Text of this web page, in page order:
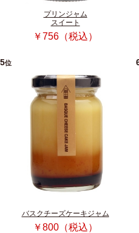
プリンジャム
スイート
￥756（税込）
5位
バスクチーズケーキジャム
￥800（税込）